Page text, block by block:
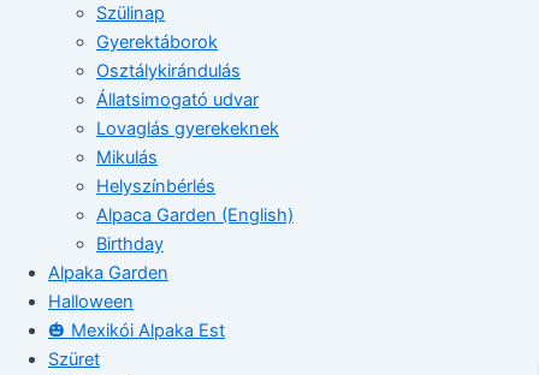
Szülinap
Gyerektáborok
Osztálykirándulás
Állatsimogató udvar
Lovaglás gyerekeknek
Mikulás
Helyszínbérlés
Alpaca Garden (English)
Birthday
Alpaka Garden
Halloween
🎃 Mexikói Alpaka Est
Szüret